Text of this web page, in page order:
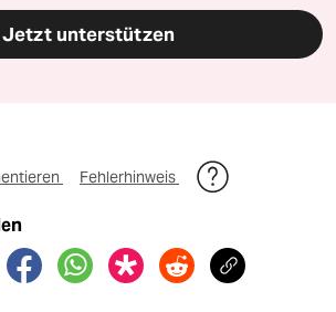
Jetzt unterstützen
Fehlerhinweis